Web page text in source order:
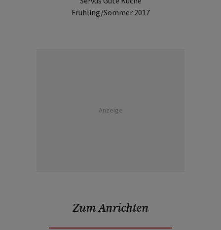
Frühling/Sommer 2017
Anzeige
Zum Anrichten